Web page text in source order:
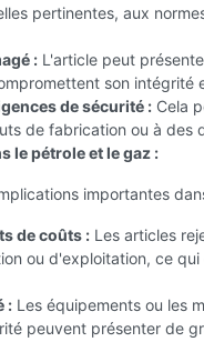
pertinentes, aux
: L'article peut
son intégrité
de sécurité : Cela
de fabrication ou à des
le pétrole et le gaz :
importantes
de coûts : Les articles
ou d'exploitation, ce
: Les équipements ou les
peuvent présenter de